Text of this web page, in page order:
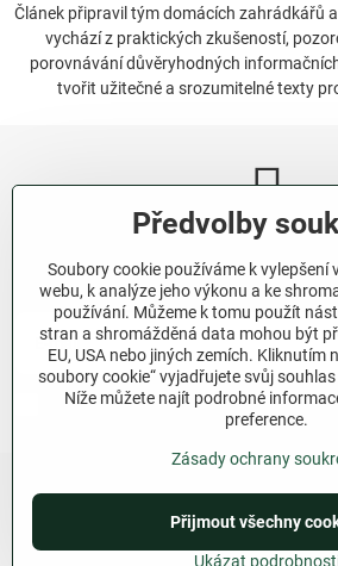
Článek připravil tým domácích zahrádkářů
vychází z praktických zkušeností,
porovnávání důvěryhodných
tvořit užitečné a srozumitelné texty
Newsletter
Odebírat naše
Chci se přihlásit k odběru novinek e-
©2026CopyrightPředvolby soukromí
Předvolby
Soubory cookie používáme k
webu, k analýze jeho výkonu a ke
používání. Můžeme k tomu použít
stran a shromážděná data mohou být
EU, USA nebo jiných zemích. Kliknutím
soubory cookie“ vyjadřujete svůj
Níže můžete najít podrobné
preference.
Zásady ochrany
Ukázat
Přijmout všechny